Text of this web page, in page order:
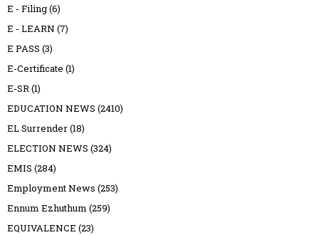
E - Filing(6)
E - LEARN (7)
E PASS (3)
E-Certificate (1)
E-SR(1)
EDUCATION NEWS (2410)
EL Surrender(18)
ELECTION NEWS (324)
EMIS (284)
Employment News (253)
Ennum Ezhuthum (259)
EQUIVALENCE (23)